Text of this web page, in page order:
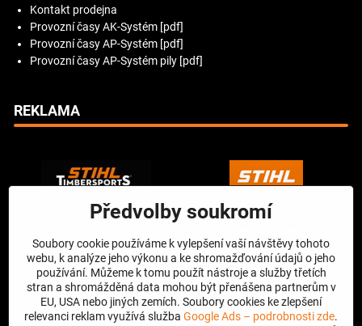
Kontakt prodejna
Provozní časy AK-Systém [pdf]
Provozní časy AP-Systém [pdf]
Provozní časy AP-Systém pily [pdf]
REKLAMA
Předvolby soukromí
Soubory cookie používáme k vylepšení vaší návštěvy tohoto
webu, k analýze jeho výkonu a ke shromažďování údajů o jeho
používání. Můžeme k tomu použít nástroje a služby třetích
stran a shromážděná data mohou být přenášena partnerům v
EU, USA nebo jiných zemích. Soubory cookies ke zlepšení
relevanci reklam využívá služba Google Ads – podrobnosti zde.